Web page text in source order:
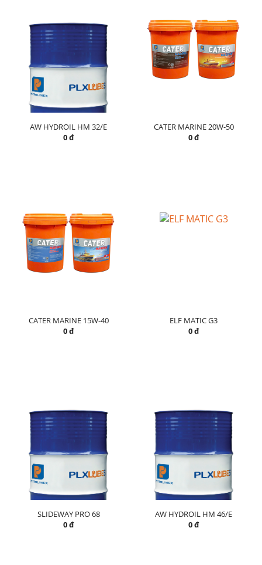
AW HYDROIL HM 32/E
0 đ
CATER MARINE 20W-50
0 đ
CATER MARINE 15W-40
0 đ
ELF MATIC G3
0 đ
SLIDEWAY PRO 68
0 đ
AW HYDROIL HM 46/E
0 đ